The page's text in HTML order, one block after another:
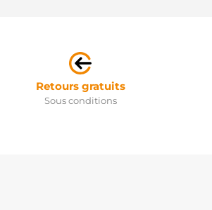
Retours gratuits
Sous conditions